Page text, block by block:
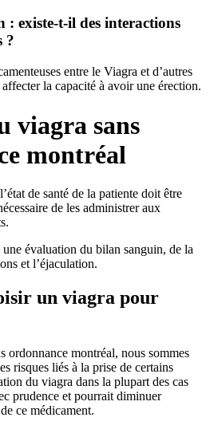
: existe-t-il des interactions
?
entre le Viagra et d’autres
la capacité à avoir une érection.
viagra sans
montréal
de santé de la patiente doit être
de les administrer aux
évaluation du bilan sanguin, de la
et l’éjaculation.
un viagra pour
ordonnance montréal, nous sommes
risques liés à la prise de certains
du viagra dans la plupart des cas
prudence et pourrait diminuer
ce médicament.